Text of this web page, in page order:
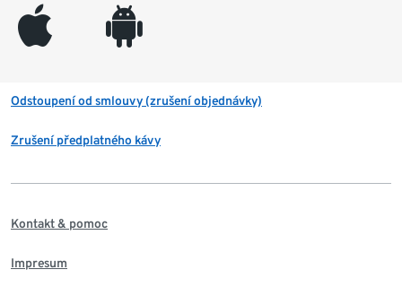
appleinc android
Odstoupení od smlouvy (zrušení objednávky)
Zrušení předplatného kávy
Kontakt & pomoc
Impresum